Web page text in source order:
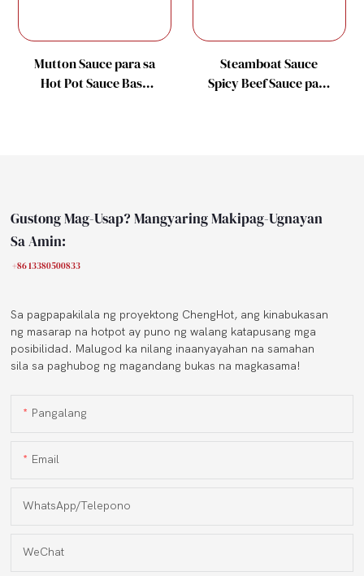
Mutton Sauce para sa
Hot Pot Sauce Base
Steamboat Sauce
Spicy Beef Sauce para
Gustong Mag-Usap? Mangyaring Makipag-Ugnayan
Sa Amin:
+86 13380500833
Sa pagpapakilala ng proyektong ChengHot, ang kinabukasan
ng masarap na hotpot ay puno ng walang katapusang mga
posibilidad. Malugod ka nilang inaanyayahan na samahan
sila sa paghubog ng magandang bukas na magkasama!
Pangalang
Email
WhatsApp/Telepono
WeChat